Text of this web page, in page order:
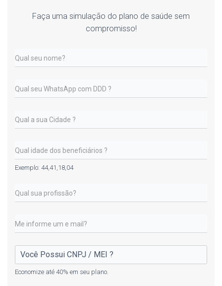
Faça uma simulação do plano de saúde sem
compromisso!
Exemplo: 44,41,18,04
Economize até 40% em seu plano.